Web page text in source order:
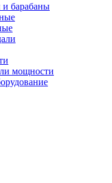
и барабаны
мощности